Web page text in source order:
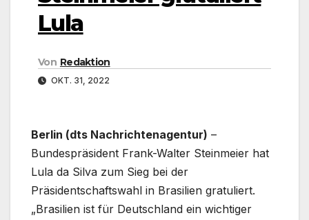
Lula
Von Redaktion
OKT. 31, 2022
Berlin (dts Nachrichtenagentur) –
Bundespräsident Frank-Walter Steinmeier hat
Lula da Silva zum Sieg bei der
Präsidentschaftswahl in Brasilien gratuliert.
„Brasilien ist für Deutschland ein wichtiger